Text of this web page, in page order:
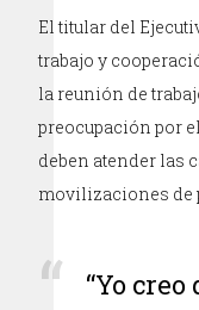
El titular del
trabajo y
la reunión de
preocupación por
deben atender las
movilizaciones de
“Yo